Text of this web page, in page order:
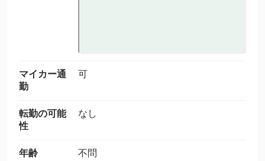
マイカー通
勤
可
転勤の可能
性
なし
年齢 不問